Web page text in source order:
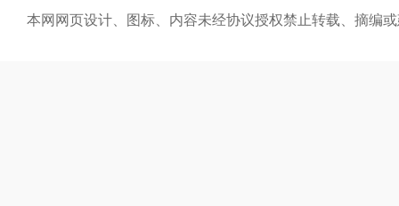
本网网页设计、图标、内容未经协议授权禁止转载、摘编